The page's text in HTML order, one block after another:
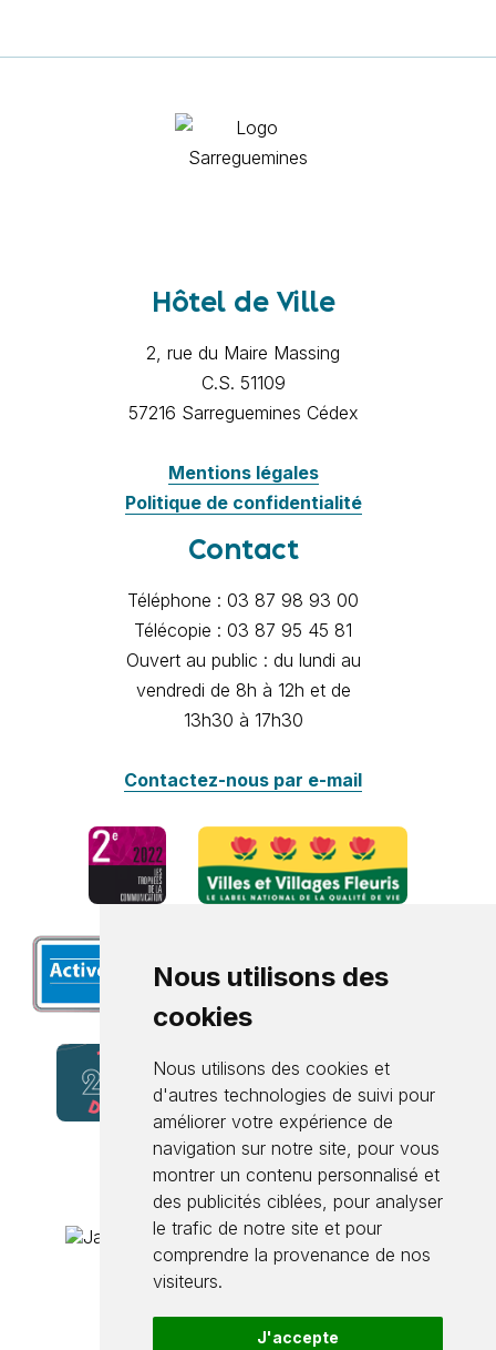
Nous utilisons des
cookies
Nous utilisons des cookies et
d'autres technologies de suivi pour
améliorer votre expérience de
navigation sur notre site, pour vous
montrer un contenu personnalisé et
des publicités ciblées, pour analyser
le trafic de notre site et pour
comprendre la provenance de nos
visiteurs.
J'accepte
Hôtel de Ville
2, rue du Maire Massing
C.S. 51109
57216 Sarreguemines Cédex
Mentions légales
Politique de confidentialité
Contact
Téléphone : 03 87 98 93 00
Télécopie : 03 87 95 45 81
Ouvert au public : du lundi au
vendredi de 8h à 12h et de
13h30 à 17h30
Contactez-nous par e-mail